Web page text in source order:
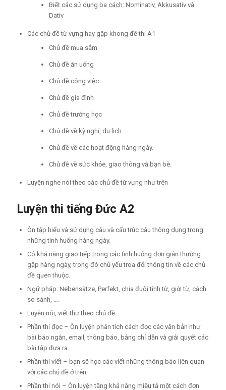
Biết các sử dụng ba cách: Nominativ, Akkusativ và
Dativ
Các chủ đề từ vựng hay gặp khong đề thi A1
Chủ đề mua sắm
Chủ đề ăn uống
Chủ đề công việc
Chủ đề gia đình
Chủ đề trường học
Chủ đề về kỳ nghỉ, du lịch
Chủ đề về các hoạt động hàng ngày.
Chủ đề về sức khỏe, giao thông và bạn bè.
Luyện nghe nói theo các chủ đề từ vựng như trên
Luyện thi tiếng Đức A2
Ôn tập hiểu và sử dụng câu và cấu trúc câu thông dụng trong
những tình huống hàng ngày.
Có khả năng giao tiếp trong các tình huống đơn giản thường
gặp hàng ngày, trong đó chủ yếu troa đổi thông tin về các chủ
đề quen thuộc.
Ngữ pháp: Nebensätze, Perfekt, chia đuôi tính từ, giới từ, cách
so sánh, ….
Luyện nói, viết thư theo chủ đề
Phần thi đọc – Ôn luyện phân tích cách đọc các văn bản như
bài báo ngắn, email, thông báo, bảng chỉ dẫn và giải quyết các
bài tập đưa ra.
Phần thi viết – bạn sẽ học các viết những thông báo liên quan
với các chủ đề ở trên.
Phần thi nói – Ôn luyện tăng khả năng miêu tả một cách đơn